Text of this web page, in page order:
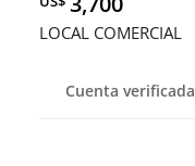
LOCAL COMERCIAL
Cuenta verificada